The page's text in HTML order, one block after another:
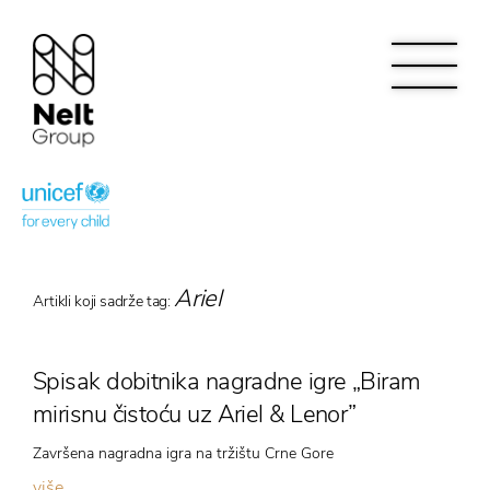
Artikli koji sadrže tag:Ariel
Spisak dobitnika nagradne igre „Biram
mirisnu čistoću uz Ariel & Lenor”
Završena nagradna igra na tržištu Crne Gore